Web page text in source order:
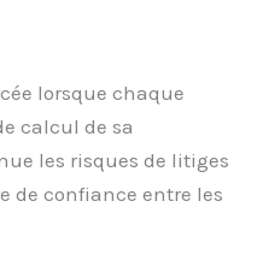
lorsque chaque
calcul de sa
les risques de litiges
de confiance entre les